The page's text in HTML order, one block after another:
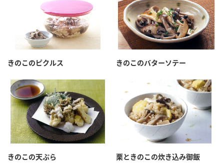
スープ 中華
クイック調味料 レモン果汁
ふりかけ おすしの素
お酢ドリンク
味ぽん
ぽん酢
かおりの蔵
つゆ
鍋なび
納豆のサイト
PIN印
三ツ判山吹
企業理念
ミツカンの歴史
ミツカンを知る
環境への取り組み
水の文化センター（アーカイブ）
ZENB initiative
採用情報
お客様相談センター
お客様の声をいかしました
きのこのピクルス きのこのバターソテー
きのこの天ぷら 栗ときのこの炊き込み御飯